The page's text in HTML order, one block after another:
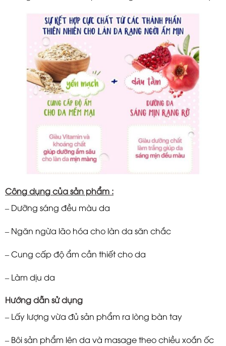
Công dụng của sản phẩm :
– Dưỡng sáng đều màu da
– Ngăn ngừa lão hóa cho làn da săn chắc
– Cung cấp độ ẩm cần thiết cho da
– Làm dịu da
Hướng dẫn sử dụng
– Lấy lượng vừa đủ sản phẩm ra lòng bàn tay
– Bôi sản phẩm lên da và masage theo chiều xoắn ốc